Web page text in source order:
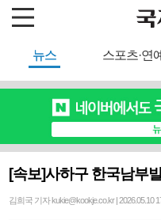
뉴스 스포츠·연예
[속보]사하구 한국남부
김희국 기자 kukie@kookje.co.kr | 2026.05.10